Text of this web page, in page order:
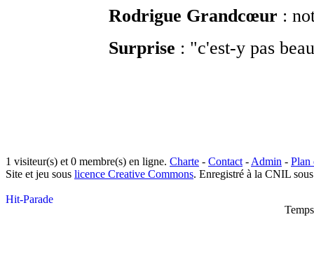
Rodrigue Grandcœur :
Surprise : "c'est-y pas
1 visiteur(s) et 0 membre(s) en ligne. Charte - Contact - Admin - Plan
Site et jeu sous licence Creative Commons. Enregistré à la CNIL